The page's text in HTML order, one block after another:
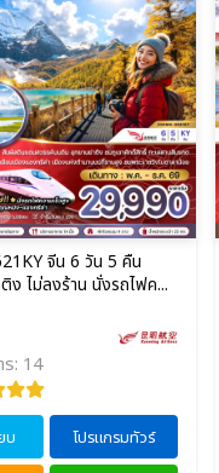
จีน 6 วัน 5 คืน
ง ไม่ลงร้าน นั่งรถไฟค...
: 14
บ โปรแกรมทัวร์